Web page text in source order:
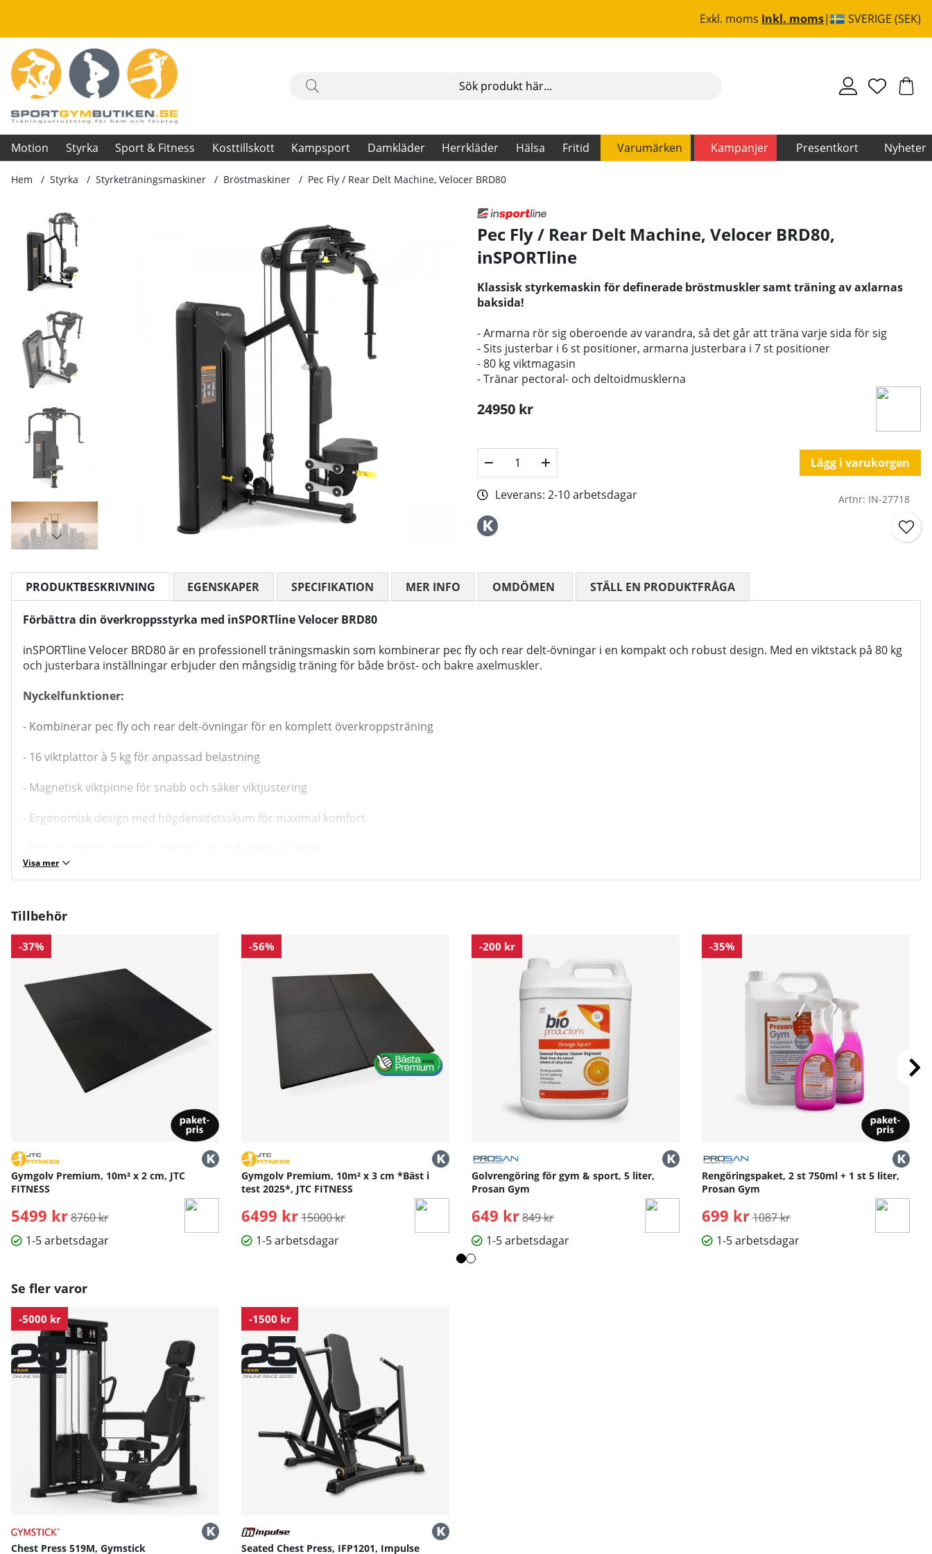
Exkl. moms Inkl. moms SVERIGE (SEK)
Motion Styrka Sport & Fitness Kosttillskott Kampsport Damkläder Herrkläder Hälsa Fritid Varumärken Kampanjer Presentkort Nyheter
Hem Styrka Styrketräningsmaskiner Bröstmaskiner Pec Fly / Rear Delt Machine, Velocer BRD80
Produktbilder Pec Fly / Rear Delt Machine, Velocer BRD80
Pec Fly / Rear Delt Machine, Velocer BRD80,
inSPORTline
Klassisk styrkemaskin för definerade bröstmuskler samt träning av axlarnas
baksida!
- Armarna rör sig oberoende av varandra, så det går att träna varje sida för sig
- Sits justerbar i 6 st positioner, armarna justerbara i 7 st positioner
- 80 kg viktmagasin
- Tränar pectoral- och deltoidmusklerna
24950 kr
Lägg i varukorgen
Leverans: 2-10 arbetsdagar Artnr: IN-27718
PRODUKTBESKRIVNING
Förbättra din överkroppsstyrka med inSPORTline Velocer BRD80
inSPORTline Velocer BRD80 är en professionell träningsmaskin som kombinerar pec fly och rear delt-övningar i en kompakt och robust design. Med en viktstack på 80 kg
och justerbara inställningar erbjuder den mångsidig träning för både bröst- och bakre axelmuskler.
Nyckelfunktioner:
- Kombinerar pec fly och rear delt-övningar för en komplett överkroppsträning
- 16 viktplattor à 5 kg för anpassad belastning
- Magnetisk viktpinne för snabb och säker viktjustering
- Ergonomisk design med högdensitetsskum för maximal komfort
Förbättra din överkroppsstyrka och muskeltoning med inSPORTline Velocer BRD80 – en investering i din hälsa och prestation.
Visa mer
EGENSKAPER SPECIFIKATION MER INFO OMDÖMEN MEDELBETYG 0 AV 5 ANTAL BETYG 0
STÄLL EN PRODUKTFRÅGA
Tillbehör
-37%
Gymgolv Premium, 10m² x 2 cm, JTC
FITNESS
5499 kr Ordinarie pris:
8760 kr
1-5 arbetsdagar
-56%
Gymgolv Premium, 10m² x 3 cm *Bäst i
test 2025*, JTC FITNESS
6499 kr Ordinarie pris:
15000 kr
1-5 arbetsdagar
-200 kr
Golvrengöring för gym & sport, 5 liter,
Prosan Gym
649 kr Ordinarie pris:
849 kr
1-5 arbetsdagar
-35%
Rengöringspaket, 2 st 750ml + 1 st 5 liter,
Prosan Gym
699 kr Ordinarie pris:
1087 kr
1-5 arbetsdagar
Se fler varor
-5000 kr
Chest Press 519M, Gymstick
-1500 kr
Seated Chest Press, IFP1201, Impulse